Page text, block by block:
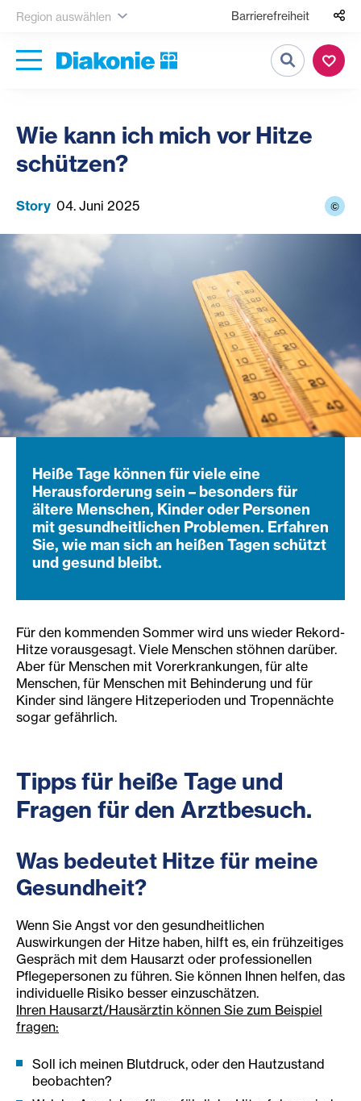
Region auswählen Barrierefreiheit
Suche
Wie kann ich mich vor Hitze
schützen?
Story 04. Juni 2025 ©
Heiße Tage können für viele eine
Herausforderung sein – besonders für
ältere Menschen, Kinder oder Personen
mit gesundheitlichen Problemen. Erfahren
Sie, wie man sich an heißen Tagen schützt
und gesund bleibt.
Für den kommenden Sommer wird uns wieder Rekord-
Hitze vorausgesagt. Viele Menschen stöhnen darüber.
Aber für Menschen mit Vorerkrankungen, für alte
Menschen, für Menschen mit Behinderung und für
Kinder sind längere Hitzeperioden und Tropennächte
sogar gefährlich.
Tipps für heiße Tage und
Fragen für den Arztbesuch.
Was bedeutet Hitze für meine
Gesundheit?
Wenn Sie Angst vor den gesundheitlichen
Auswirkungen der Hitze haben, hilft es, ein frühzeitiges
Gespräch mit dem Hausarzt oder professionellen
Pflegepersonen zu führen. Sie können Ihnen helfen, das
individuelle Risiko besser einzuschätzen.
Ihren Hausarzt/Hausärztin können Sie zum Beispiel
fragen:
Soll ich meinen Blutdruck, oder den Hautzustand
beobachten?